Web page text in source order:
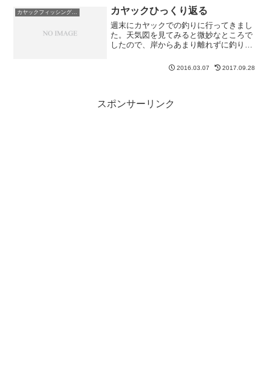
ｗその後、風も強くなって...
カヤックひっくり返る
週末にカヤックでの釣りに行ってきまし
た。天気図を見てみると微妙なところで
したので、岸からあまり離れずに釣り開
は美味しくないのでリリース。暫く投げ
2016.03.07 2017.09.28
スポンサーリンク